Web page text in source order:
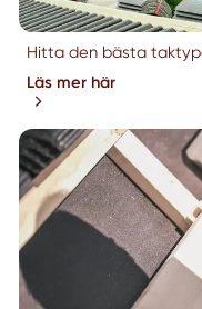
Hitta den bästa
Läs mer här